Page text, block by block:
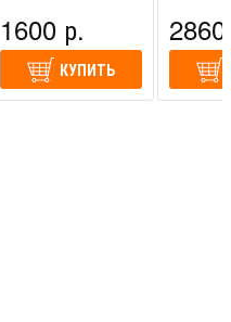
1600 р.
КУПИТЬ